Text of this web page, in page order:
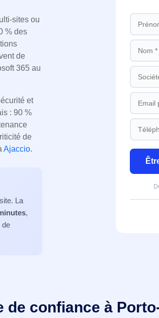
sites ou
% des
de
365 au
et
: 90 %
de
Ajaccio.
La
,
de
confiance à